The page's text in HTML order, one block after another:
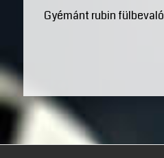
Gyémánt rubin fülbevaló